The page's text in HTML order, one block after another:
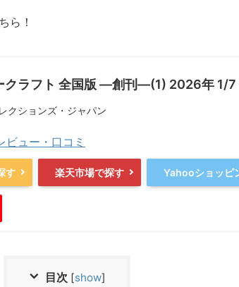
ら！
クラフト 全国版 ―創刊―(1) 2026年 1/7
クションズ・ジャパン
ュー・口コミ
す 楽天市場で探す Yahooショッピ
目次 [show]